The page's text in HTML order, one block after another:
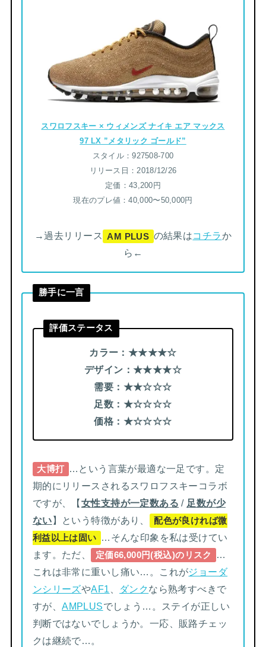
スワロフスキー × ウィメンズ ナイキ エア マックス
97 LX ”メタリック ゴールド”
スタイル：927508-700
リリース日：2018/12/26
定価：43,200円
現在のプレ値：40,000〜50,000円
→過去リリース AM PLUS の結果はコチラか
ら←
勝手に一言
評価ステータス
カラー：★★★★☆
デザイン： ★★★★☆
需要： ★★☆☆☆
足数： ★☆☆☆☆
価格： ★☆☆☆☆
大博打
…という言葉が最適な一足です。定
期的にリリースされるスワロフスキーコラボ
ですが、【女性支持が一定数ある / 足数が少
ない】という特徴があり、
配色が良ければ微
利益以上は固い
…そんな印象を私は受けてい
ます。ただ、
定価66,000円(税込)のリスク
…
これは非常に重いし痛い…。これがジョーダ
ンシリーズやAF1 ダンクなら熟考すべきで
すが、AMPLUSでしょう…。ステイが正しい
判断ではないでしょうか。一応、販路チェッ
クは継続で…。